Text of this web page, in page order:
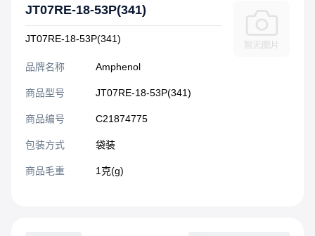
JT07RE-18-53P(341)
JT07RE-18-53P(341)
品牌名称 Amphenol
商品型号 JT07RE-18-53P(341)
商品编号 C21874775
包装方式 袋装
商品毛重 1克(g)